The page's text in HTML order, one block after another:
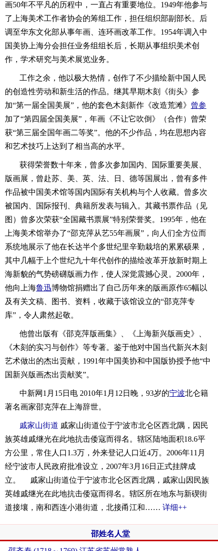
画50年不平凡的历程中，一直占有重要地位。1949年他参与
了上海美术工作者协会的筹组工作，担任组织部副部长。后
调至华东文化部从事年画、连环画改革工作。1954年调入中
国美协上海分会担任业务组组长后，长期从事组织美术创
作，学术研究与美术展览业务。
工作之余，他以极大热情，创作了不少描绘新中国人民
的创造性劳动和新生活的作品。继其早期木刻《街头》参
加“第一届全国美展”，他的套色木刻新作《改造荒滩》 曾参
加了“第四届全国美展”，年画《不让它吹倒》（合作）曾荣
获“第三届全国年画二等奖”。他的不少作品，均在思想内容
和艺术技巧上达到了相当高的水平。
获得荣誉数十年来，曾多次参加国内、国际重要美展、
版画展，曾赴苏、美、英、法、日、德等国展出，曾有多件
作品被中国美术馆等国内国际有关机构与个人收藏。曾多次
被国内、国际报刊、典籍所发表与辑入。其藏书票作品（见
图）曾多次荣获“全国藏书票展”特别荣誉奖。1995年，他在
上海美术馆举办了“邵克萍从艺55年画展”，向人们全方位而
系统地展示了他在长达半个多世纪里辛勤栽培的累累硕果，
其中几幅于上个世纪九十年代创作的描绘改革开放新时期上
海新貌的气势磅礴版画力作，使人深觉震撼心灵。2000年，
他向上海鲁迅博物馆捐赠出了自己历年来的版画原作65幅以
及有关文稿、图书、资料，收藏于该馆设立的“邵克萍专
库”，令人肃然起敬。
他曾出版有《邵克萍版画集》、《上海新兴版画史》、
《木刻的实习与创作》等专著。鉴于他对中国当代新兴木刻
艺术做出的杰出贡献，1991年中国美协和中国版协授予他“中
国新兴版画杰出贡献奖”。
中新网1月15日电 2010年1月12日晚，93岁的宁波北仑籍
著名画家邵克萍在上海辞世。
戚家山街道 戚家山街道位于宁波市北仑区西北隅，因民
族英雄戚继光在此地抗击倭寇而得名。辖区陆地面积18.6平
方公里，常住人口1.3万，外来登记人口近4万。2006年11月
经宁波市人民政府批准设立，2007年3月16日正式挂牌成
立。 戚家山街道位于宁波市北仑区西北隅，戚家山因民族
英雄戚继光在此地抗击倭寇而得名。辖区所在地东与新碶街
道接壤，南和西连小港街道，北接甬江和…… 详细++
邵姓名人堂